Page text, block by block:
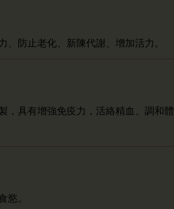
、防止老化、新陳代謝、增加活力。
，具有增強免疫力，活絡精血、調和體
慾。